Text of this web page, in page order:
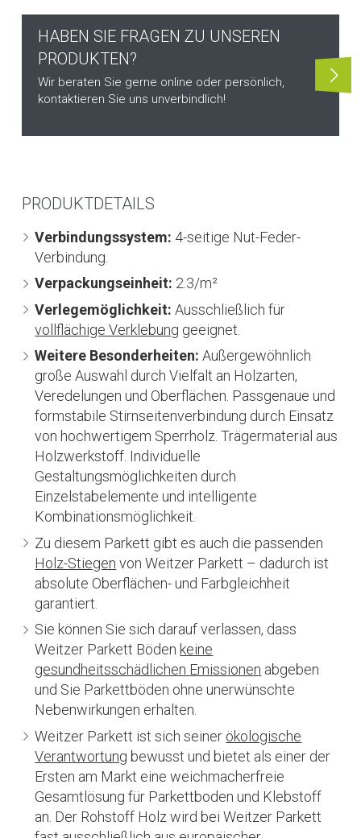
HABEN SIE FRAGEN ZU UNSEREN
PRODUKTEN?
Wir beraten Sie gerne online oder persönlich,
kontaktieren Sie uns unverbindlich!
PRODUKTDETAILS
Verbindungssystem: 4-seitige Nut-Feder-
Verbindung.
Verpackungseinheit: 2.3/m²
Verlegemöglichkeit: Ausschließlich für
vollflächige Verklebung geeignet.
Weitere Besonderheiten: Außergewöhnlich
große Auswahl durch Vielfalt an Holzarten,
Veredelungen und Oberflächen. Passgenaue und
formstabile Stirnseitenverbindung durch Einsatz
von hochwertigem Sperrholz. Trägermaterial aus
Holzwerkstoff. Individuelle
Gestaltungsmöglichkeiten durch
Einzelstabelemente und intelligente
Kombinationsmöglichkeit.
Zu diesem Parkett gibt es auch die passenden
Holz-Stiegen von Weitzer Parkett – dadurch ist
absolute Oberflächen- und Farbgleichheit
garantiert.
Sie können Sie sich darauf verlassen, dass
Weitzer Parkett Böden keine
gesundheitsschädlichen Emissionen abgeben
und Sie Parkettböden ohne unerwünschte
Nebenwirkungen erhalten.
Weitzer Parkett ist sich seiner ökologische
Verantwortung bewusst und bietet als einer der
Ersten am Markt eine weichmacherfreie
Gesamtlösung für Parkettboden und Klebstoff
an. Der Rohstoff Holz wird bei Weitzer Parkett